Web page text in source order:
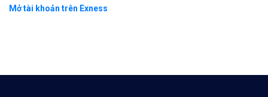
Mở tài khoản trên Exness